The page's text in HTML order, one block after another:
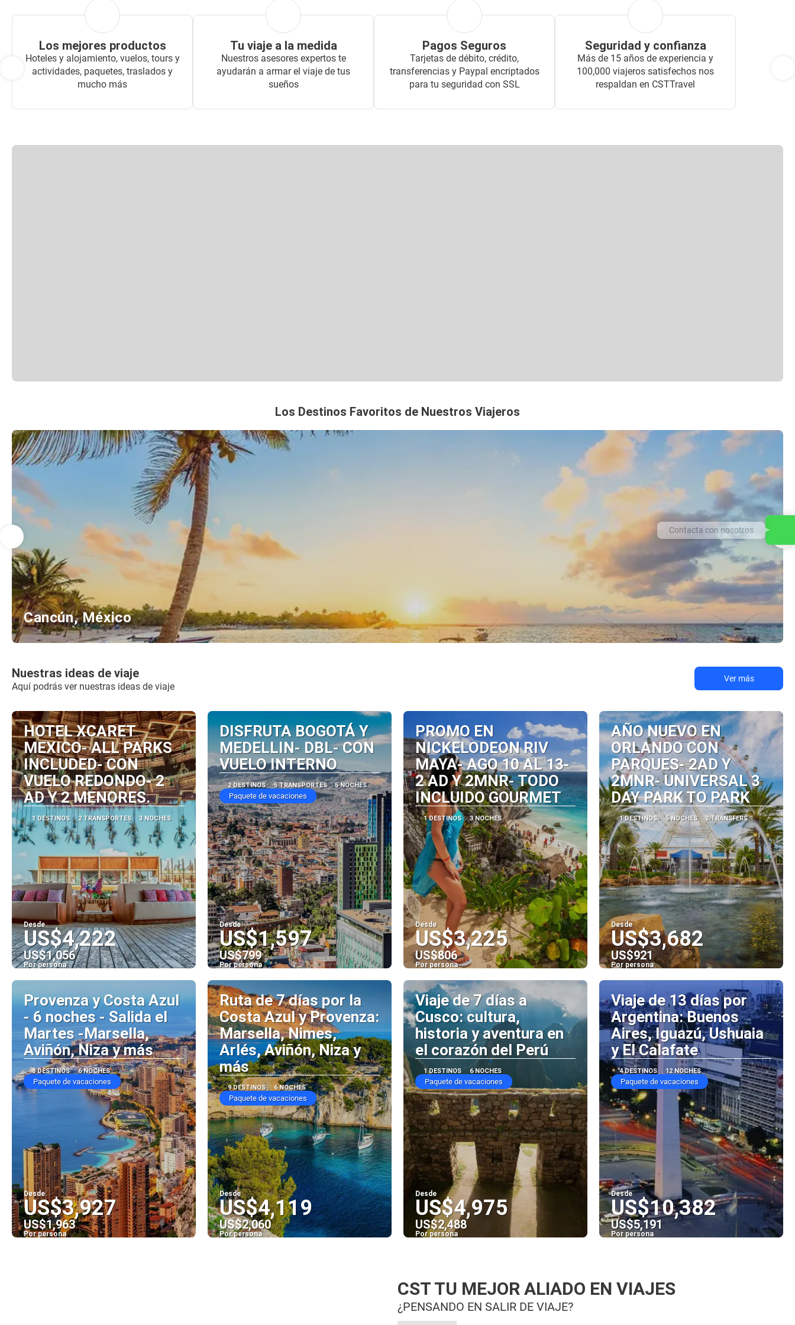
Los mejores productos
Hoteles y alojamiento, vuelos, tours y
actividades, paquetes, traslados y
mucho más
Tu viaje a la medida
Nuestros asesores expertos te
ayudarán a armar el viaje de tus
sueños
Pagos Seguros
Tarjetas de débito, crédito,
transferencias y Paypal encriptados
para tu seguridad con SSL
Seguridad y confianza
Más de 15 años de experiencia y
100,000 viajeros satisfechos nos
respaldan en CSTTravel
Los Destinos Favoritos de Nuestros Viajeros
Cancún, México
Nuestras ideas de viaje
Aquí podrás ver nuestras ideas de viaje
Ver más
HOTEL XCARET
MEXICO- ALL PARKS
INCLUDED- CON
VUELO REDONDO- 2
AD Y 2 MENORES.
1 DESTINOS 2 TRANSPORTES 3 NOCHES
Desde
US$4,222
US$1,056
Por persona
Ver
DISFRUTA BOGOTÁ Y
MEDELLIN- DBL- CON
VUELO INTERNO
2 DESTINOS 5 TRANSPORTES 5 NOCHES
Paquete de vacaciones
Desde
US$1,597
US$799
Por persona
Ver
PROMO EN
NICKELODEON RIV
MAYA- AGO 10 AL 13-
2 AD Y 2MNR- TODO
INCLUIDO GOURMET
1 DESTINOS 3 NOCHES
Desde
US$3,225
US$806
Por persona
Ver
AÑO NUEVO EN
ORLANDO CON
PARQUES- 2AD Y
2MNR- UNIVERSAL 3
DAY PARK TO PARK
1 DESTINOS 5 NOCHES 2 TRANSFERS
Desde
US$3,682
US$921
Por persona
Ver
Provenza y Costa Azul
- 6 noches - Salida el
Martes -Marsella,
Aviñón, Niza y más
8 DESTINOS 6 NOCHES
Paquete de vacaciones
Desde
US$3,927
US$1,963
Por persona
Ruta de 7 días por la
Costa Azul y Provenza:
Marsella, Nimes,
Arlés, Aviñón, Niza y
más
9 DESTINOS 6 NOCHES
Paquete de vacaciones
Desde
US$4,119
US$2,060
Por persona
Viaje de 7 días a
Cusco: cultura,
historia y aventura en
el corazón del Perú
1 DESTINOS 6 NOCHES
Paquete de vacaciones
Desde
US$4,975
US$2,488
Por persona
Viaje de 13 días por
Argentina: Buenos
Aires, Iguazú, Ushuaia
y El Calafate
4 DESTINOS 12 NOCHES
Paquete de vacaciones
Desde
US$10,382
US$5,191
Por persona
CST TU MEJOR ALIADO EN VIAJES
¿PENSANDO EN SALIR DE VIAJE?
Contacta con nosotros